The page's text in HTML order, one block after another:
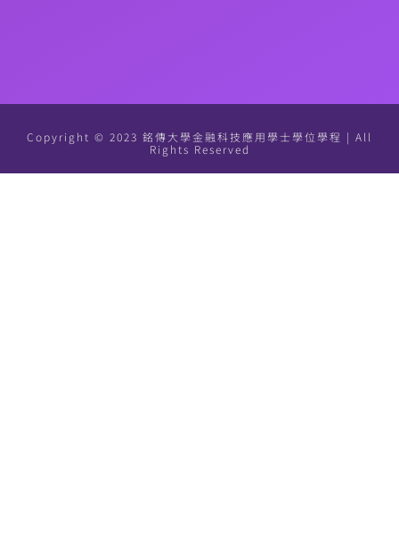
Copyright © 2023 銘傳大學金融科技應用學士學位學程 | All
Rights Reserved